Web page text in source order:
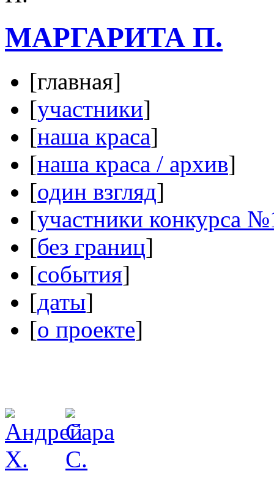
МАРГАРИТА П.
[главная]
[участники]
[наша краса]
[наша краса / архив]
[один взгляд]
[участники конкурса
[без границ]
[события]
[даты]
[о проекте]